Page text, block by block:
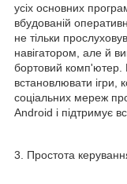
усіх основних
вбудованій
не тільки
навігатором, але й
бортовий комп'ютер.
встановлювати ігри,
соціальних мереж
Android і підтримує
3. Простота